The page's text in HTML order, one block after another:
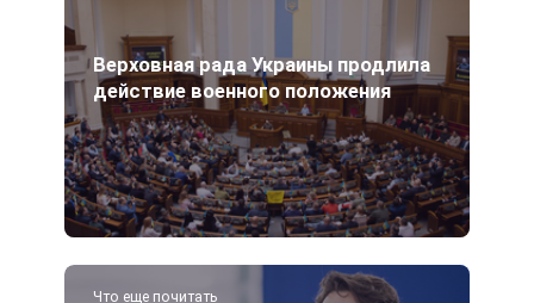
Верховная рада Украины продлила
действие военного положения
Что еще почитать